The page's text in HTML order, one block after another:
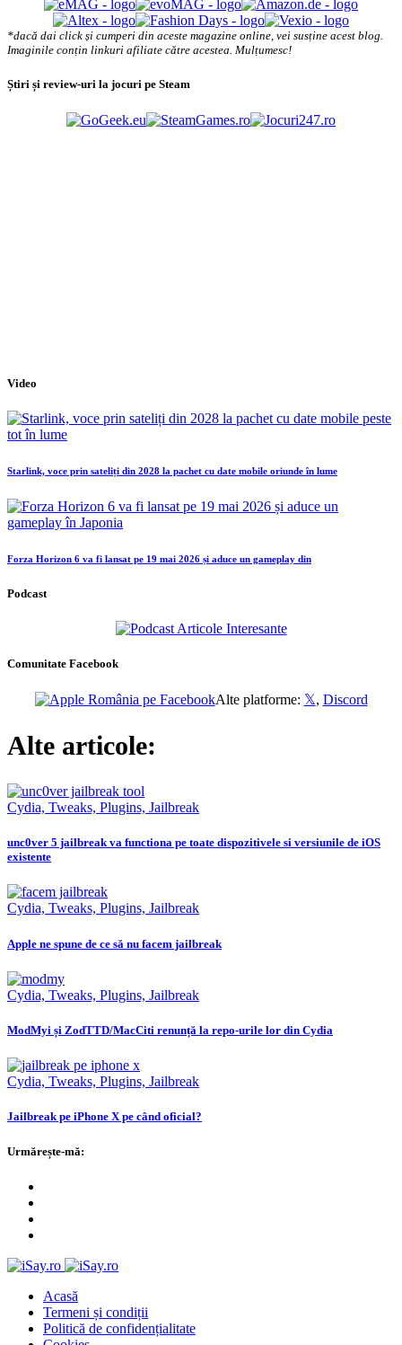
*dacă dai click și cumperi din aceste magazine online, vei susține acest blog.
Imaginile conțin linkuri afiliate către acestea. Mulțumesc!
Știri și review-uri la jocuri pe Steam
Video
Starlink, voce prin sateliți din 2028 la pachet cu date mobile oriunde în lume
Forza Horizon 6 va fi lansat pe 19 mai 2026 și aduce un gameplay din
Podcast
Comunitate Facebook
Alte platforme: 𝕏, Discord
Alte articole:
Cydia, Tweaks, Plugins, Jailbreak
unc0ver 5 jailbreak va functiona pe toate dispozitivele si versiunile de iOS
existente
Cydia, Tweaks, Plugins, Jailbreak
Apple ne spune de ce să nu facem jailbreak
Cydia, Tweaks, Plugins, Jailbreak
ModMyi și ZodTTD/MacCiti renunță la repo-urile lor din Cydia
Cydia, Tweaks, Plugins, Jailbreak
Jailbreak pe iPhone X pe când oficial?
Urmărește-mă:
Acasă
Termeni și condiții
Politică de confidențialitate